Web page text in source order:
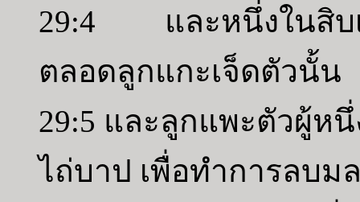
29:4 และหนึ่งในสิบเ
ตลอดลูกแกะเจ็ดตัวนั้น
29:5 และลูกแพะตัวผู้ห
ไถ่บาป เพื่อทำการลบม